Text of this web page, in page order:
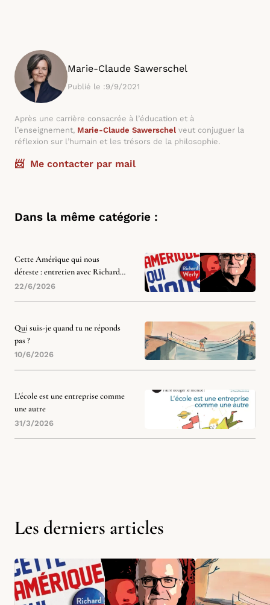
Marie-Claude Sawerschel
Publié le :9/9/2021
Après une carrière consacrée à l’éducation et à
l’enseignement, Marie-Claude Sawerschel veut conjuguer la
réflexion sur l’humain et les trésors de la philosophie.
📨 Me contacter par mail
Dans la même catégorie :
Cette Amérique qui nous
déteste : entretien avec Richard
Werly
22/6/2026
Qui suis-je quand tu ne réponds
pas ?
10/6/2026
L'école est une entreprise comme
une autre
31/3/2026
Les derniers articles